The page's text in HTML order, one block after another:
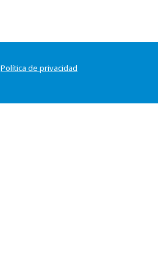
Política de privacidad